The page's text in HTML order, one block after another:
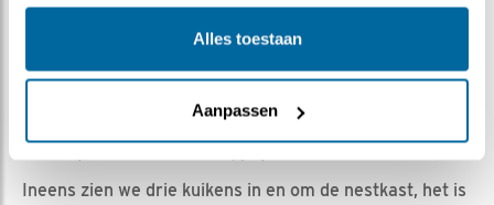
Alles toestaan
Aanpassen
Drie kuikens?
Ed Hoogkamer | Geplaatst op 9 juni 2019, 9:07 |
Ineens zien we drie kuikens in en om de nestkast, het is